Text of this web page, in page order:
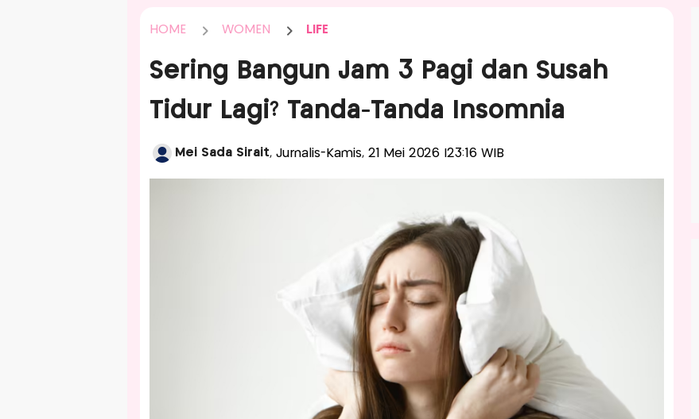
HOME WOMEN LIFE
Sering Bangun Jam 3 Pagi dan Susah
Tidur Lagi? Tanda-Tanda Insomnia
Mei Sada Sirait, Jurnalis-Kamis, 21 Mei 2026 |23:16 WIB